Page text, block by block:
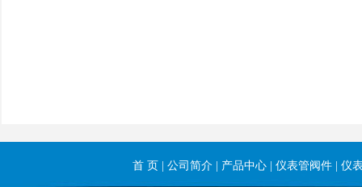
首 页 公司简介| 产品中心| 仪表管阀件| 仪